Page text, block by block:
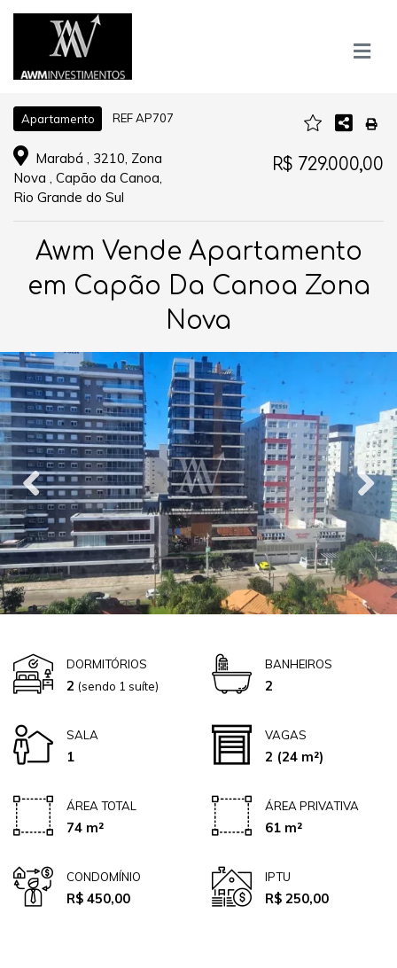
Apartamento REF AP707
Marabá , 3210, Zona
Nova , Capão da Canoa,
Rio Grande do Sul
R$ 729.000,00
Awm Vende Apartamento
em Capão Da Canoa Zona
Nova
DORMITÓRIOS
2 (sendo 1 suíte)
BANHEIROS
2
SALA
1
VAGAS
2 (24 m²)
ÁREA TOTAL
74 m²
ÁREA PRIVATIVA
61 m²
CONDOMÍNIO
R$ 450,00
IPTU
R$ 250,00